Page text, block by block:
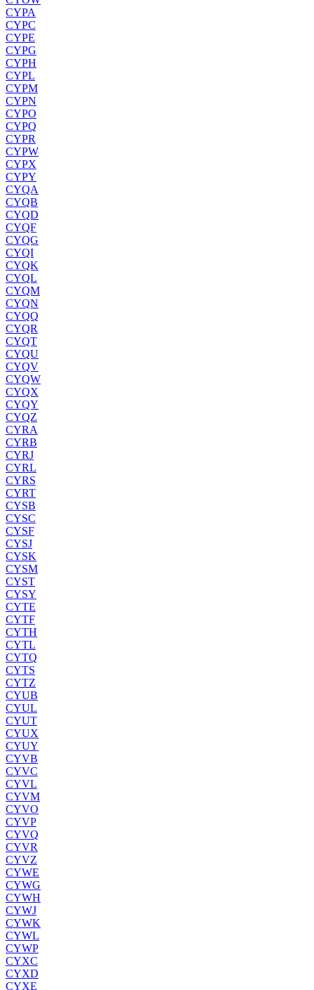
CYPA
CYPC
CYPE
CYPG
CYPH
CYPL
CYPM
CYPN
CYPO
CYPQ
CYPR
CYPW
CYPX
CYPY
CYQA
CYQB
CYQD
CYQF
CYQG
CYQI
CYQK
CYQL
CYQM
CYQN
CYQQ
CYQR
CYQT
CYQU
CYQV
CYQW
CYQX
CYQY
CYQZ
CYRA
CYRB
CYRJ
CYRL
CYRS
CYRT
CYSB
CYSC
CYSF
CYSJ
CYSK
CYSM
CYST
CYSY
CYTE
CYTF
CYTH
CYTL
CYTQ
CYTS
CYTZ
CYUB
CYUL
CYUT
CYUX
CYUY
CYVB
CYVC
CYVL
CYVM
CYVO
CYVP
CYVQ
CYVR
CYVZ
CYWE
CYWG
CYWH
CYWJ
CYWK
CYWL
CYWP
CYXC
CYXD
CYXE